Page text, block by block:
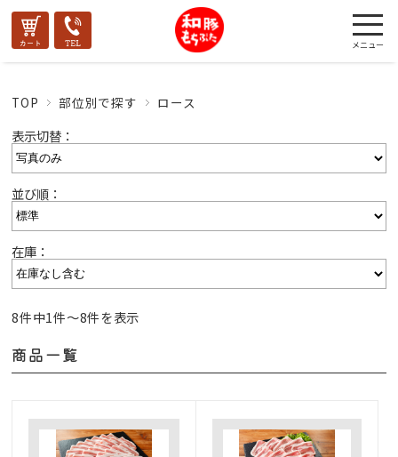
TOP 部位別で探す ロース
表示切替：
並び順：
在庫：
8件中1件〜8件を表示
商品一覧